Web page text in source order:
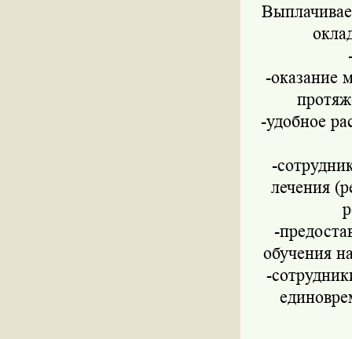
-оказание
-удобное
-
лечения
-
обучения
-